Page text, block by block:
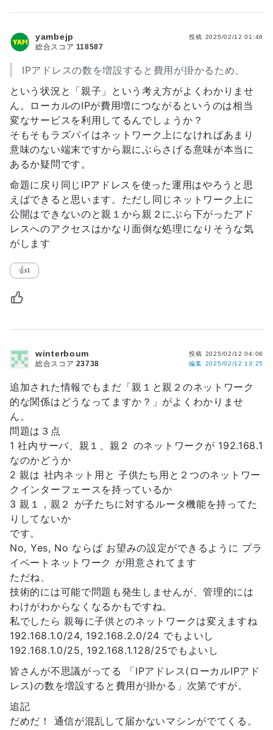
IPアドレスの数を増設すると費用が掛かるため、
という状況と「親子」という考え方がよくわかりませ
ん。ローカルのIPが費用増につながるというのは相当
変なサービスを利用してるんでしょうか？
そもそもラズパイはネットワーク上になければあまり
意味のない端末ですから親にぶらさげる意味が本当に
あるか疑問です。
命題に戻り同じIPアドレスを使った運用はやろうと思
えばできると思います。ただし同じネットワーク上に
公開はできないのと親１から親２にぶら下がったアド
レスへのアクセスはかなり面倒な処理になりそうな気
がします
投稿 2025/02/12 01:46
yambejp
総合スコア 118587
👍1
追加された情報でもまだ「親１と親２のネットワーク
的な関係はどうなってますか？」がよくわかりませ
ん。
問題は３点
1 社内サーバ、親１、親２ のネットワークが 192.168.1
なのかどうか
2 親は 社内ネット用と 子供たち用と２つのネットワー
クインターフェースを持っているか
3 親１，親２ が子たちに対するルータ機能を持ってた
りしてないか
です。
No, Yes, No ならば お望みの設定ができるように プラ
イベートネットワーク が用意されてます
ただね、
技術的には可能で問題も発生しませんが、管理的には
わけがわからなくなるかもですね。
私でしたら 親毎に子供とのネットワークは変えますね
192.168.1.0/24, 192.168.2.0/24 でもよいし
192.168.1.0/25, 192.168.1.128/25でもよいし
皆さんが不思議がってる 「IPアドレス(ローカルIPアド
レス)の数を増設すると費用が掛かる」次第ですが。
追記
だめだ！ 通信が混乱して届かないマシンがでてくる。
投稿 2025/02/12 04:06
編集 2025/02/12 13:25
winterboum
総合スコア 23738